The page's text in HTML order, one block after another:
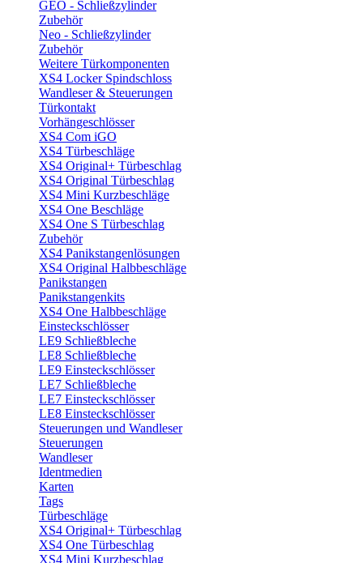
GEO - Schließzylinder
Zubehör
Neo - Schließzylinder
Zubehör
Weitere Türkomponenten
XS4 Locker Spindschloss
Wandleser & Steuerungen
Türkontakt
Vorhängeschlösser
XS4 Com iGO
XS4 Türbeschläge
XS4 Original+ Türbeschlag
XS4 Original Türbeschlag
XS4 Mini Kurzbeschläge
XS4 One Beschläge
XS4 One S Türbeschlag
Zubehör
XS4 Panikstangenlösungen
XS4 Original Halbbeschläge
Panikstangen
Panikstangenkits
XS4 One Halbbeschläge
Einsteckschlösser
LE9 Schließbleche
LE8 Schließbleche
LE9 Einsteckschlösser
LE7 Schließbleche
LE7 Einsteckschlösser
LE8 Einsteckschlösser
Steuerungen und Wandleser
Steuerungen
Wandleser
Identmedien
Karten
Tags
Türbeschläge
XS4 Original+ Türbeschlag
XS4 One Türbeschlag
XS4 Mini Kurzbeschlag